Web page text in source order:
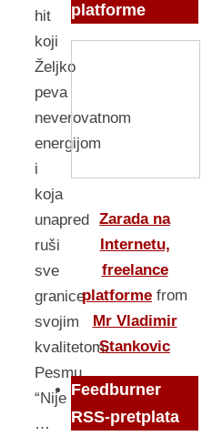
hit
koji
Željko
peva
neverovatnom
energijom
i
koja
unapred
ruši
sve
granice
svojim
kvalitetom.
Pesmu
“Nije
…
platforme
Zarada na
Internetu,
freelance
platforme from
Mr Vladimir
Stankovic
Feedburner
RSS-pretplata